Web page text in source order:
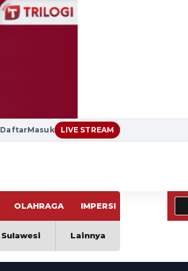
DaftarMasuk LIVE STREAM
OLAHRAGA IMPERSI
Sulawesi Lainnya